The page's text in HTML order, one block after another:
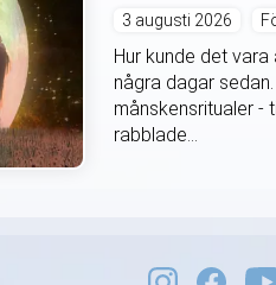
3 augusti 2026
Hur kunde det
några dagar
månskensritualer -
rabblade...